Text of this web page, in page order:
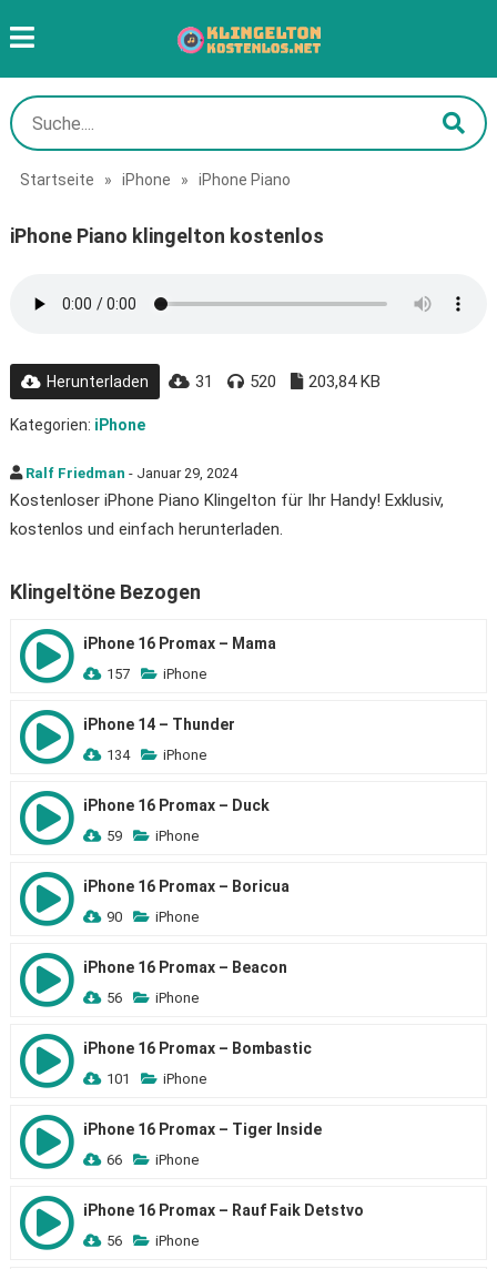
Startseite » iPhone » iPhone Piano
iPhone Piano klingelton kostenlos
Herunterladen 31 520 203,84 KB
Kategorien: iPhone
Ralf Friedman - Januar 29, 2024
Kostenloser iPhone Piano Klingelton für Ihr Handy! Exklusiv,
kostenlos und einfach herunterladen.
Klingeltöne Bezogen
iPhone 16 Promax – Mama
157 iPhone
iPhone 14 – Thunder
134 iPhone
iPhone 16 Promax – Duck
59 iPhone
iPhone 16 Promax – Boricua
90 iPhone
iPhone 16 Promax – Beacon
56 iPhone
iPhone 16 Promax – Bombastic
101 iPhone
iPhone 16 Promax – Tiger Inside
66 iPhone
iPhone 16 Promax – Rauf Faik Detstvo
56 iPhone